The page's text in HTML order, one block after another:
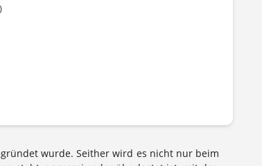
wurde. Seither wird es nicht nur beim